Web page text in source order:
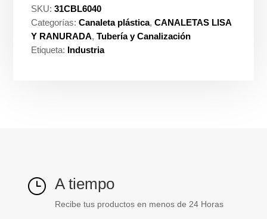
60X40
blanco
ref.
DXN10211
SKU:31CBL6040
Categorías:Canaleta plástica,CANALETAS LISA
Y RANURADA,Tubería y Canalización
Etiqueta: Industria
} A tiempo
Recibe tus productos en menos de 24 Horas